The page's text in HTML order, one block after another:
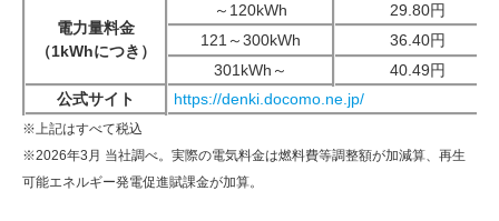
電力量料金
（1kWhにつき）
～120kWh
29.80円
121～300kWh
36.40円
301kWh～
40.49円
公式サイト
https://denki.docomo.ne.jp/
※上記はすべて税込
※2026年3月 当社調べ。実際の電気料金は燃料費等調整額が加減算、再生
可能エネルギー発電促進賦課金が加算。